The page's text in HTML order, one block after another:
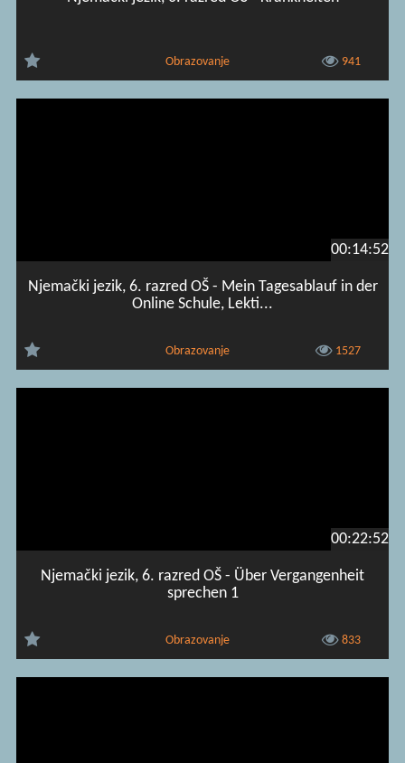
Obrazovanje 941
00:14:52
Njemački jezik, 6. razred OŠ - Mein Tagesablauf in der
Online Schule, Lekti...
Obrazovanje 1527
00:22:52
Njemački jezik, 6. razred OŠ - Über Vergangenheit
sprechen 1
Obrazovanje 833